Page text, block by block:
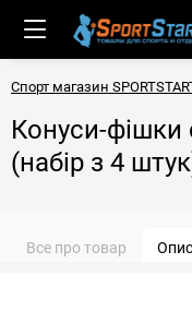
Спорт магазин
Конуси-фішки
(набір з 4
Все про товар Опис